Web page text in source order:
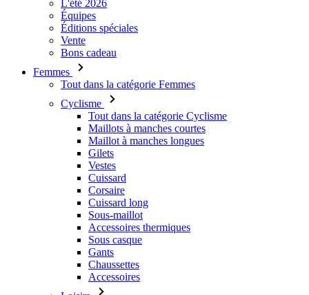
Femmes
Tout dans la catégorie Femmes
Cyclisme
Tout dans la catégorie Cyclisme
Maillot à manches longues
Gilets
Vestes
Cuissard
Corsaire
Cuissard long
Sous-maillot
Accessoires thermiques
Sous casque
Gants
Chaussettes
Accessoires
Loisirs
Tout dans la catégorie Loisirs
T-Shirts
Sweatshirt
Couvre-chef – bonnet